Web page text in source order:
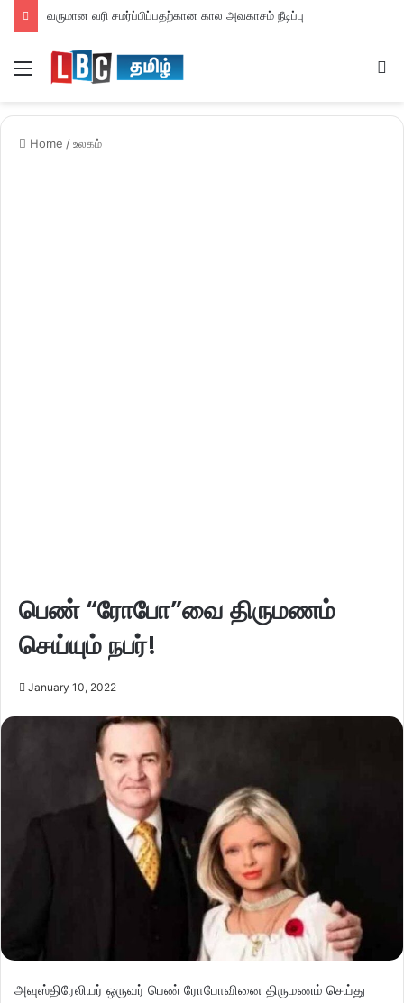
வருமான வரி சமர்ப்பிப்பதற்கான கால அவகாசம் நீடிப்பு
Home /உலகம்
பெண் “ரோபோ”வை திருமணம்
செய்யும் நபர்!
January 10, 2022
அவுஸ்திரேலியர் ஒருவர் பெண் ரோபோவினை திருமணம் செய்து